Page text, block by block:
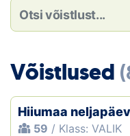
Noored
Kontakt
EOL
Võistlused
Hiiumaa
59 / Klass: VALIK